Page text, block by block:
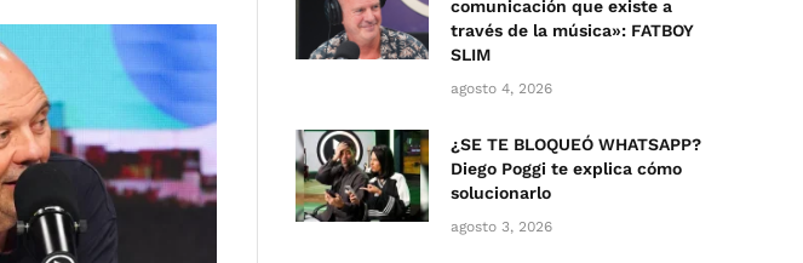
comunicación que existe a
través de la música»: FATBOY
SLIM
agosto 4, 2026
¿SE TE BLOQUEÓ WHATSAPP?
Diego Poggi te explica cómo
solucionarlo
agosto 3, 2026